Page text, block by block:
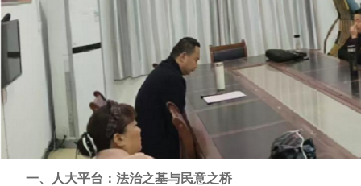
一、人大平台：法治之基与民意之桥